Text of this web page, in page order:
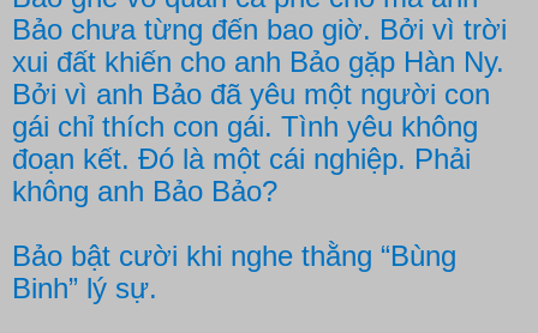
Bảo chưa từng đến bao giờ. Bởi vì trời
xui đất khiến cho anh Bảo gặp Hàn Ny.
Bởi vì anh Bảo đã yêu một người con
gái chỉ thích con gái. Tình yêu không
đoạn kết. Đó là một cái nghiệp. Phải
không anh Bảo Bảo?
Bảo bật cười khi nghe thằng “Bùng
Binh” lý sự.